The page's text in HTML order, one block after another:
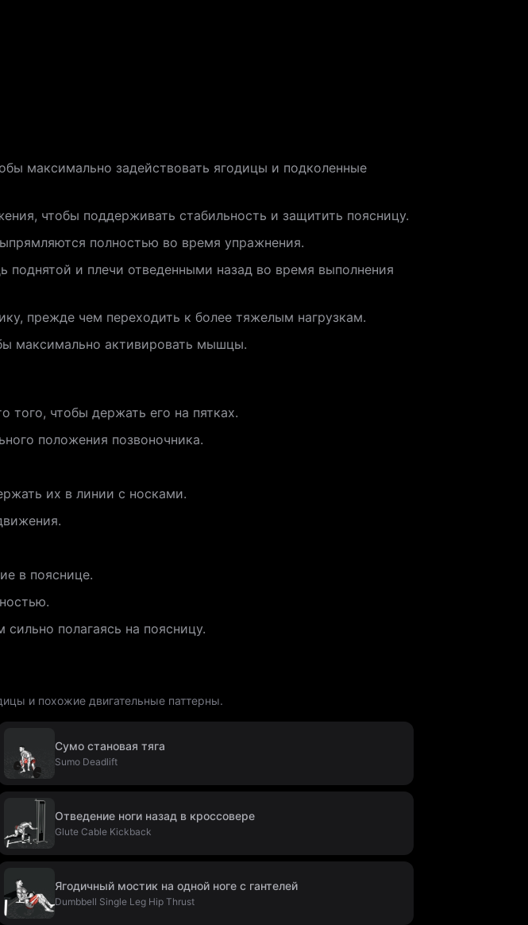
максимально задействовать ягодицы и подколенные
чтобы поддерживать стабильность и защитить поясницу.
полностью во время упражнения.
поднятой и плечи отведенными назад во время выполнения
прежде чем переходить к более тяжелым нагрузкам.
максимально активировать мышцы.
того, чтобы держать его на пятках.
положения позвоночника.
их в линии с носками.
в пояснице.
полагаясь на поясницу.
и похожие двигательные паттерны.
Сумо становая тяга
Sumo Deadlift
Отведение ноги назад в кроссовере
Glute Cable Kickback
Ягодичный мостик на одной ноге с гантелей
Dumbbell Single Leg Hip Thrust